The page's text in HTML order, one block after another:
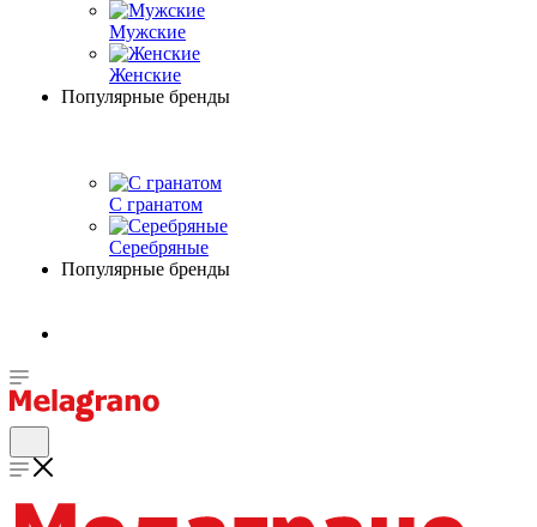
Мужские
Женские
Популярные бренды
С гранатом
Серебряные
Популярные бренды